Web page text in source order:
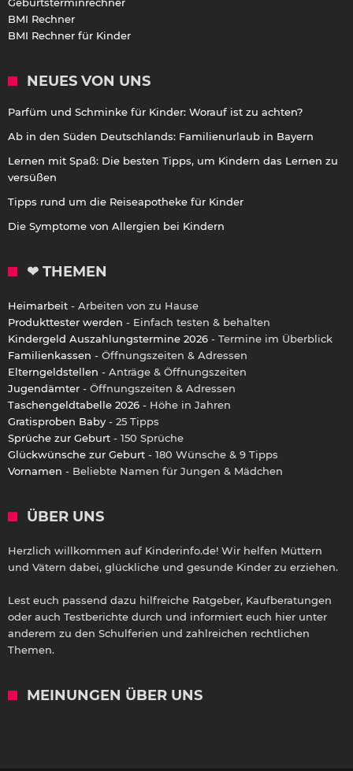
BMI Rechner
BMI Rechner für Kinder
NEUES VON UNS
Parfüm und Schminke für Kinder: Worauf ist zu achten?
Ab in den Süden Deutschlands: Familienurlaub in Bayern
Lernen mit Spaß: Die besten Tipps, um Kindern das Lernen zu
versüßen
Tipps rund um die Reiseapotheke für Kinder
Die Symptome von Allergien bei Kindern
❤ THEMEN
Heimarbeit - Arbeiten von zu Hause
Produkttester werden - Einfach testen & behalten
Kindergeld Auszahlungstermine 2026 - Termine im Überblick
Familienkassen - Öffnungszeiten & Adressen
Elterngeldstellen - Anträge & Öffnungszeiten
Jugendämter - Öffnungszeiten & Adressen
Taschengeldtabelle 2026 - Höhe in Jahren
Gratisproben Baby - 25 Tipps
Sprüche zur Geburt - 150 Sprüche
Glückwünsche zur Geburt - 180 Wünsche & 9 Tipps
Vornamen - Beliebte Namen für Jungen & Mädchen
ÜBER UNS
Herzlich willkommen auf Kinderinfo.de! Wir helfen Müttern
und Vätern dabei, glückliche und gesunde Kinder zu erziehen.
Lest euch passend dazu hilfreiche Ratgeber, Kaufberatungen
oder auch Testberichte durch und informiert euch hier unter
anderem zu den Schulferien und zahlreichen rechtlichen
Themen.
MEINUNGEN ÜBER UNS